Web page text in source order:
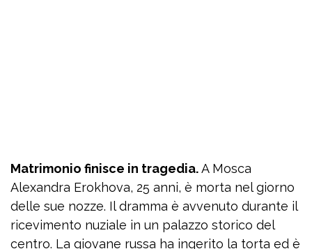
Matrimonio finisce in tragedia.A Mosca
Alexandra Erokhova, 25 anni, è morta nel giorno
delle sue nozze. Il dramma è avvenuto durante il
ricevimento nuziale in un palazzo storico del
centro. La giovane russa ha ingerito la torta ed è